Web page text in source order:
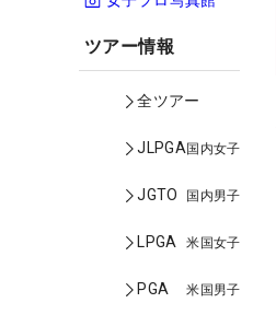
ツアー情報
全ツアー
JLPGA国内女子
JGTO 国内男子
LPGA 米国女子
PGA 米国男子